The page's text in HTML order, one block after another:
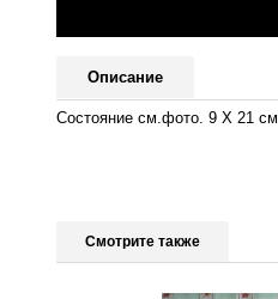
Описание
Состояние см.фото. 9 Х 21 см
Смотрите также